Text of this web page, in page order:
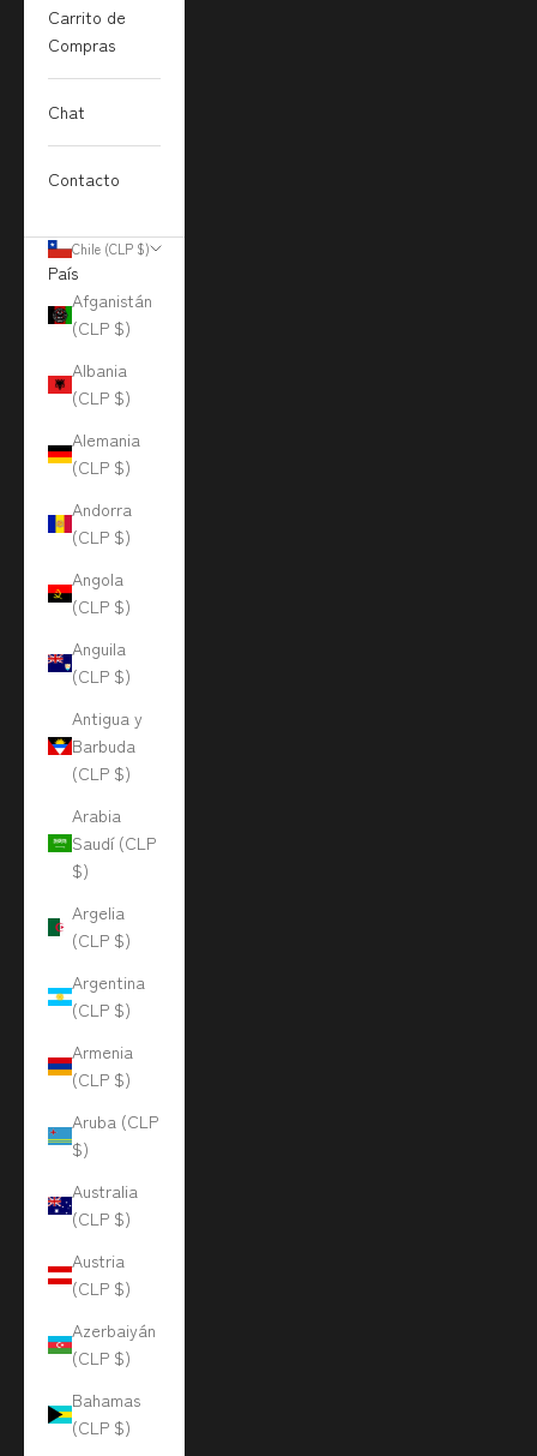
Carrito de
Compras
Chat
Contacto
Chile (CLP $)
País
Afganistán
(CLP $)
Albania
(CLP $)
Alemania
(CLP $)
Andorra
(CLP $)
Angola
(CLP $)
Anguila
(CLP $)
Antigua y
Barbuda
(CLP $)
Arabia
Saudí (CLP
$)
Argelia
(CLP $)
Argentina
(CLP $)
Armenia
(CLP $)
Aruba (CLP
$)
Australia
(CLP $)
Austria
(CLP $)
Azerbaiyán
(CLP $)
Bahamas
(CLP $)